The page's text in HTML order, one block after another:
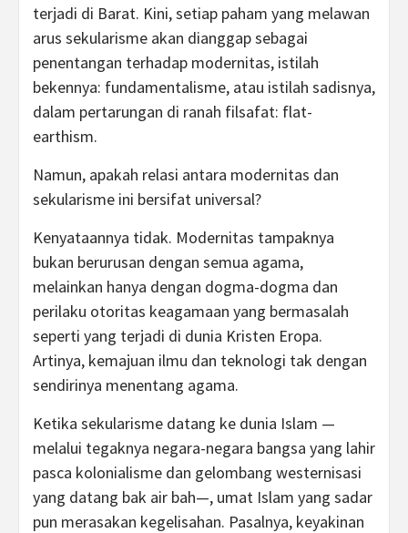
terjadi di Barat. Kini, setiap paham yang melawan
arus sekularisme akan dianggap sebagai
penentangan terhadap modernitas, istilah
bekennya: fundamentalisme, atau istilah sadisnya,
dalam pertarungan di ranah filsafat: flat-
earthism.
Namun, apakah relasi antara modernitas dan
sekularisme ini bersifat universal?
Kenyataannya tidak. Modernitas tampaknya
bukan berurusan dengan semua agama,
melainkan hanya dengan dogma-dogma dan
perilaku otoritas keagamaan yang bermasalah
seperti yang terjadi di dunia Kristen Eropa.
Artinya, kemajuan ilmu dan teknologi tak dengan
sendirinya menentang agama.
Ketika sekularisme datang ke dunia Islam —
melalui tegaknya negara-negara bangsa yang lahir
pasca kolonialisme dan gelombang westernisasi
yang datang bak air bah—, umat Islam yang sadar
pun merasakan kegelisahan. Pasalnya, keyakinan